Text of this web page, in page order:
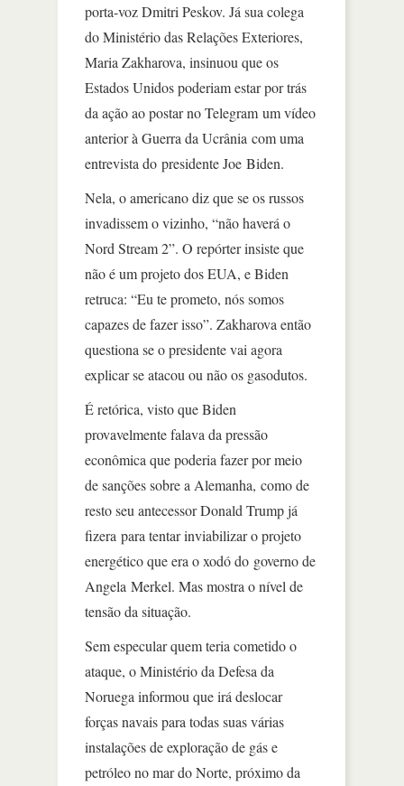
porta-voz Dmitri Peskov. Já sua colega
do Ministério das Relações Exteriores,
Maria Zakharova, insinuou que os
Estados Unidos poderiam estar por trás
da ação ao postar no Telegram um vídeo
anterior à Guerra da Ucrânia com uma
entrevista do presidente Joe Biden.
Nela, o americano diz que se os russos
invadissem o vizinho, “não haverá o
Nord Stream 2”. O repórter insiste que
não é um projeto dos EUA, e Biden
retruca: “Eu te prometo, nós somos
capazes de fazer isso”. Zakharova então
questiona se o presidente vai agora
explicar se atacou ou não os gasodutos.
É retórica, visto que Biden
provavelmente falava da pressão
econômica que poderia fazer por meio
de sanções sobre a Alemanha, como de
resto seu antecessor Donald Trump já
fizera para tentar inviabilizar o projeto
energético que era o xodó do governo de
Angela Merkel. Mas mostra o nível de
tensão da situação.
Sem especular quem teria cometido o
ataque, o Ministério da Defesa da
Noruega informou que irá deslocar
forças navais para todas suas várias
instalações de exploração de gás e
petróleo no mar do Norte, próximo da